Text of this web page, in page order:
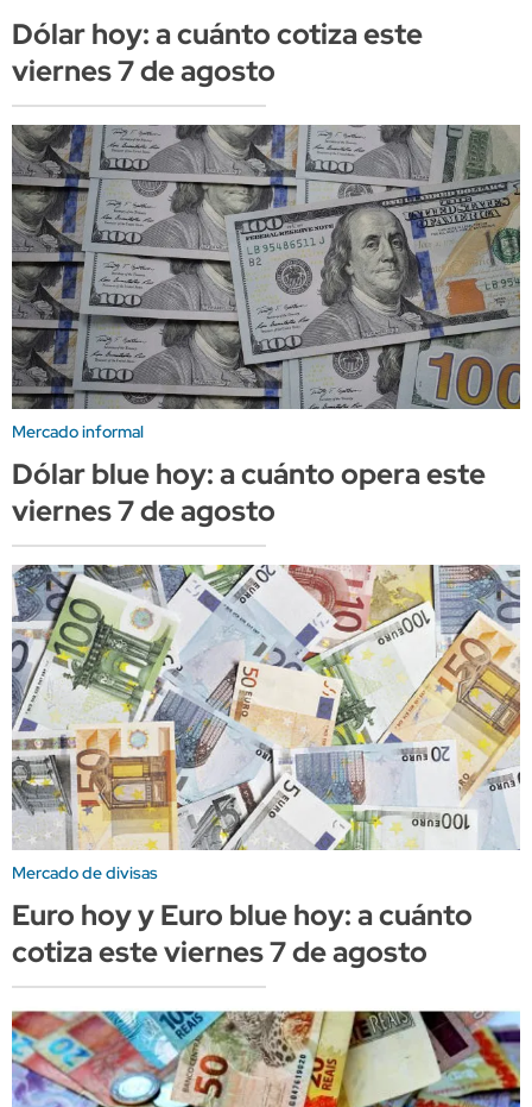
Dólar hoy: a cuánto cotiza este
viernes 7 de agosto
Mercado informal
Dólar blue hoy: a cuánto opera este
viernes 7 de agosto
Mercado de divisas
Euro hoy y Euro blue hoy: a cuánto
cotiza este viernes 7 de agosto